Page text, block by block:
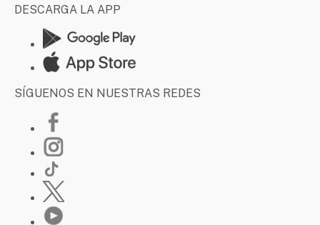
DESCARGA LA APP
SÍGUENOS EN NUESTRAS REDES